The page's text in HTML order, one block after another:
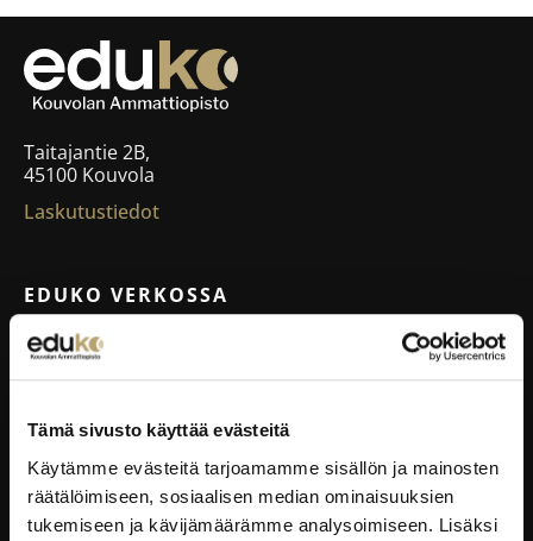
Tämä sivusto käyttää evästeitä
Käytämme evästeitä tarjoamamme sisällön ja mainosten
räätälöimiseen, sosiaalisen median ominaisuuksien
tukemiseen ja kävijämäärämme analysoimiseen. Lisäksi
Taitajantie 2B,
45100 Kouvola
Laskutustiedot
EDUKO VERKOSSA
Wilma
Microsoft 365
eKampus
MyEdu
Ruokapaikka.fi